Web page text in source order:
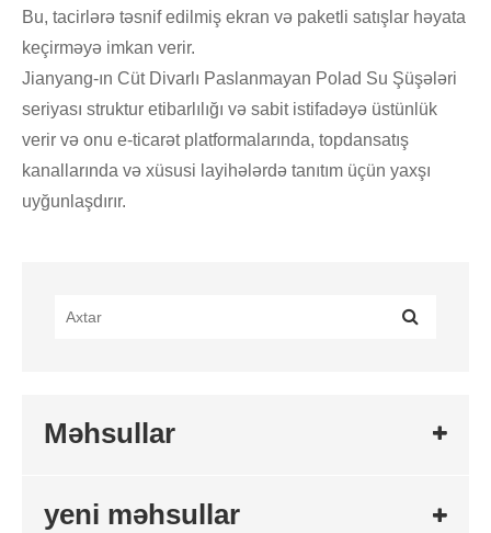
Bu, tacirlərə təsnif edilmiş ekran və paketli satışlar həyata
keçirməyə imkan verir.
Jianyang-ın Cüt Divarlı Paslanmayan Polad Su Şüşələri
seriyası struktur etibarlılığı və sabit istifadəyə üstünlük
verir və onu e-ticarət platformalarında, topdansatış
kanallarında və xüsusi layihələrdə tanıtım üçün yaxşı
uyğunlaşdırır.
Məhsullar
yeni məhsullar